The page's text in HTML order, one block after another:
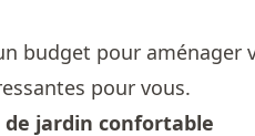
budget pour
pour vous.
jardin confortable